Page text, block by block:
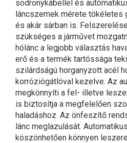
sodronykábellel és
láncszemek mérete tökéletes
és akár sárban is.
szükséges a járművet
hólánc a legjobb választás
erő és a termék tartóssága
szilárdságú horganyzott acél
korróziógátlóval kezelve. Az
megkönnyíti a fel- illetve
is biztosítja a megfelelően
haladáshoz. Az önfeszítő
lánc meglazulását.
köszönhetően könnyen